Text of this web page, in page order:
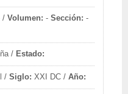
/Volumen: -Sección: -
/ Estado:
/Siglo: XXI DC /Año: